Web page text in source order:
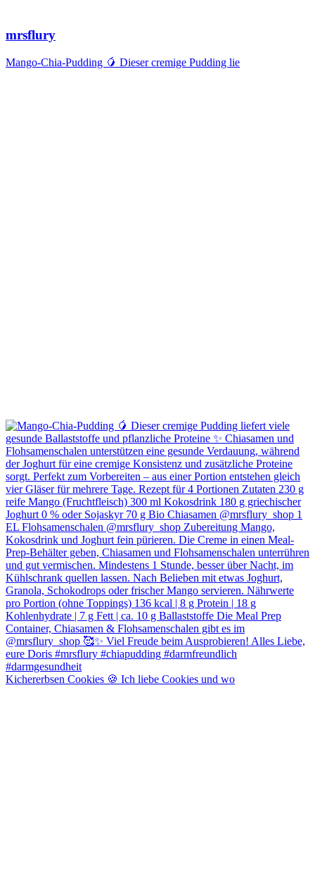
mrsflury
Mango-Chia-Pudding 🥭 Dieser cremige Pudding lie
Kichererbsen Cookies 🍪 Ich liebe Cookies und wo